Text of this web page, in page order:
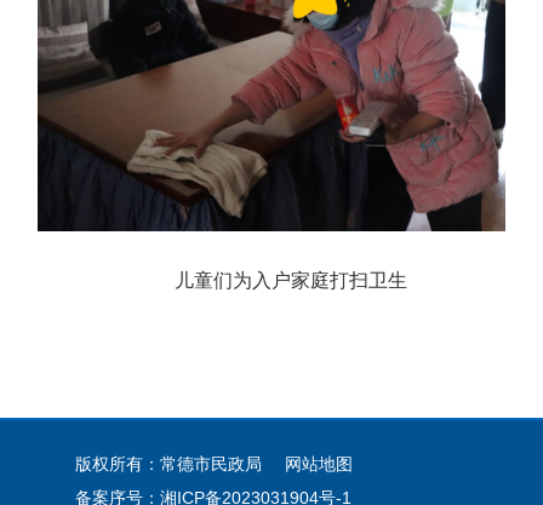
儿童们为入户家庭打扫卫生
版权所有：常德市民政局
网站地图
备案序号： 湘ICP备2023031904号-1